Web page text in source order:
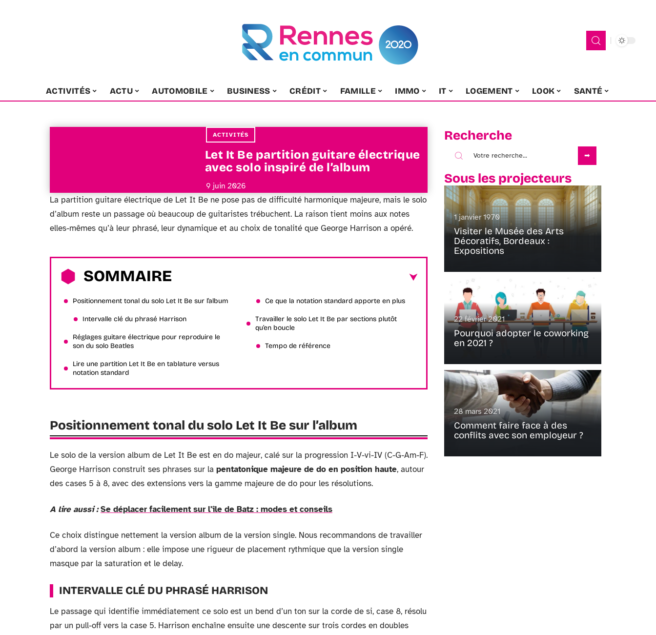
ACTIVITÉS ACTU AUTOMOBILE BUSINESS CRÉDIT FAMILLE IMMO IT LOGEMENT LOOK SANTÉ
ACTIVITÉS
Let It Be partition guitare électrique
avec solo inspiré de l’album
9 juin 2026
La partition guitare électrique de Let It Be ne pose pas de difficulté harmonique majeure, mais le solo
d’album reste un passage où beaucoup de guitaristes trébuchent. La raison tient moins aux notes
elles-mêmes qu’à leur phrasé, leur dynamique et au choix de tonalité que George Harrison a opéré.
SOMMAIRE
Positionnement tonal du solo Let It Be sur l’album
Intervalle clé du phrasé Harrison
Réglages guitare électrique pour reproduire le
son du solo Beatles
Lire une partition Let It Be en tablature versus
notation standard
Ce que la notation standard apporte en plus
Travailler le solo Let It Be par sections plutôt
qu’en boucle
Tempo de référence
Positionnement tonal du solo Let It Be sur l’album
Le solo de la version album de Let It Be est en do majeur, calé sur la progression I-V-vi-IV (C-G-Am-F).
George Harrison construit ses phrases sur la pentatonique majeure de do en position haute, autour
des cases 5 à 8, avec des extensions vers la gamme majeure de do pour les résolutions.
A lire aussi : Se déplacer facilement sur l'île de Batz : modes et conseils
Ce choix distingue nettement la version album de la version single. Nous recommandons de travailler
d’abord la version album : elle impose une rigueur de placement rythmique que la version single
masque par la saturation et le delay.
INTERVALLE CLÉ DU PHRASÉ HARRISON
Le passage qui identifie immédiatement ce solo est un bend d’un ton sur la corde de si, case 8, résolu
par un pull-off vers la case 5. Harrison enchaîne ensuite une descente sur trois cordes en doubles
Recherche
Sous les projecteurs
1 janvier 1970
Visiter le Musée des Arts
Décoratifs, Bordeaux :
Expositions
22 février 2021
Pourquoi adopter le coworking
en 2021 ?
28 mars 2021
Comment faire face à des
conflits avec son employeur ?